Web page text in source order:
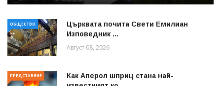
ОБЩЕСТВО
Църквата почита Свeти Емилиан
Изповедник ...
Август 08, 2026
ПРЕДСТАВЯНЕ
Как Аперол шприц стана най-